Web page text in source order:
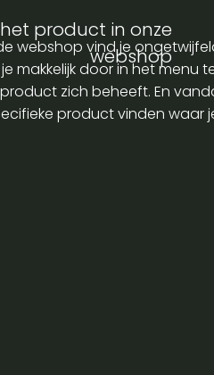
product in onze
webshop
webshop vind je
makkelijk door in het menu
zich beheeft. En
product vinden waar